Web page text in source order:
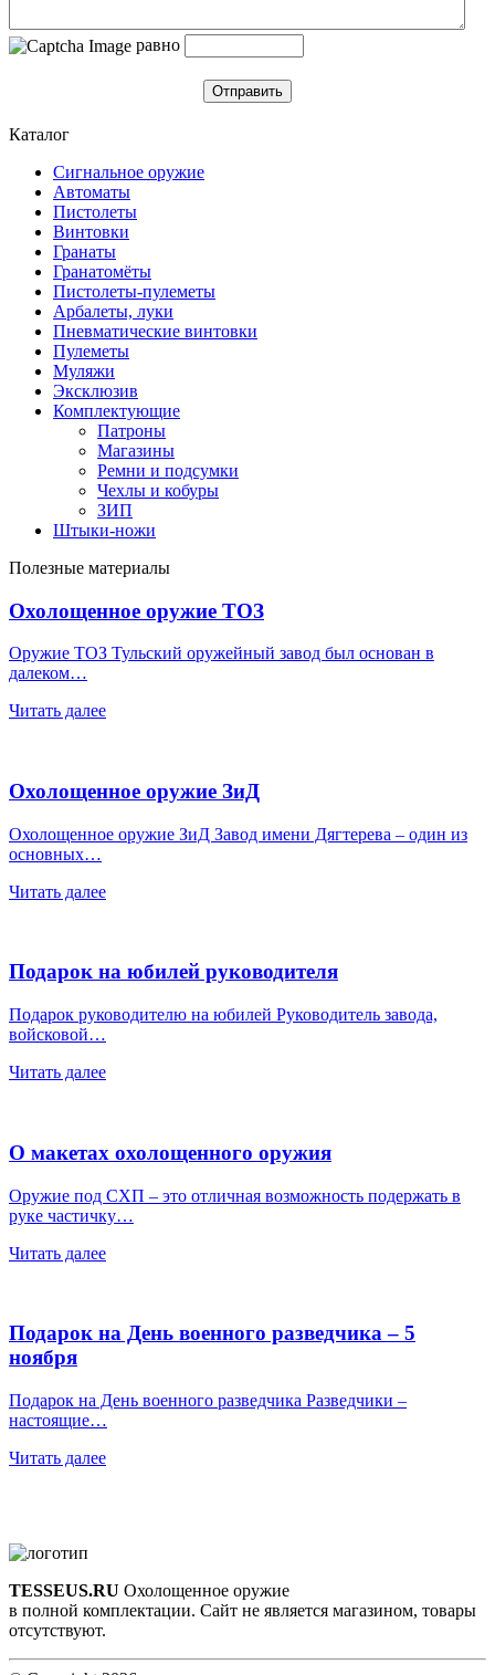
равно
Отправить
Каталог
Сигнальное оружие
Автоматы
Пистолеты
Винтовки
Гранаты
Гранатомёты
Пистолеты-пулеметы
Арбалеты, луки
Пневматические винтовки
Пулеметы
Муляжи
Эксклюзив
Комплектующие
Патроны
Магазины
Ремни и подсумки
Чехлы и кобуры
ЗИП
Штыки-ножи
Полезные материалы
Охолощенное оружие ТОЗ
Оружие ТОЗ Тульский оружейный завод был основан в
далеком…
Читать далее
Охолощенное оружие ЗиД
Охолощенное оружие ЗиД Завод имени Дягтерева – один из
основных…
Читать далее
Подарок на юбилей руководителя
Подарок руководителю на юбилей Руководитель завода,
войсковой…
Читать далее
О макетах охолощенного оружия
Оружие под СХП – это отличная возможность подержать в
руке частичку…
Читать далее
Подарок на День военного разведчика – 5
ноября
Подарок на День военного разведчика Разведчики –
настоящие…
Читать далее
TESSEUS.RU Охолощенное оружие
в полной комплектации. Сайт не является магазином, товары
отсутствуют.